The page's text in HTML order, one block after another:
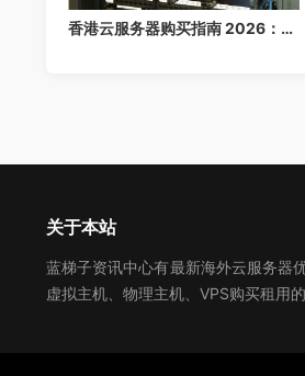
香港云服务器购买指南 2026：免备案高速云主机推荐
关于本站
蓝梯子资讯中心有最新海外云服务器
虚拟主机、物理主机、VPS购买租用